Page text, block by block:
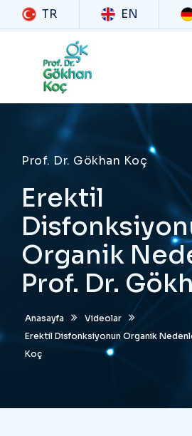
TR EN
Prof. Dr. Gökhan Koç
Erektil
Organik
Prof. Dr.
Anasayfa
Videolar
Erektil Disfonksiyonun Organik
Koç